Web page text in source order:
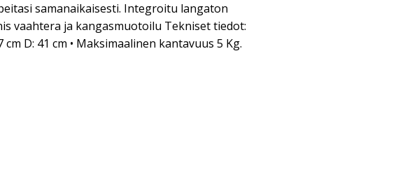
samanaikaisesti. Integroitu langaton
vaahtera ja kangasmuotoilu Tekniset tiedot:
cm D: 41 cm • Maksimaalinen kantavuus 5 Kg.